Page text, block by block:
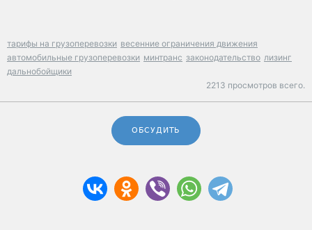
тарифы на грузоперевозки весенние ограничения движения
автомобильные грузоперевозки минтранс законодательство лизинг
дальнобойщики
2213 просмотров всего.
ОБСУДИТЬ